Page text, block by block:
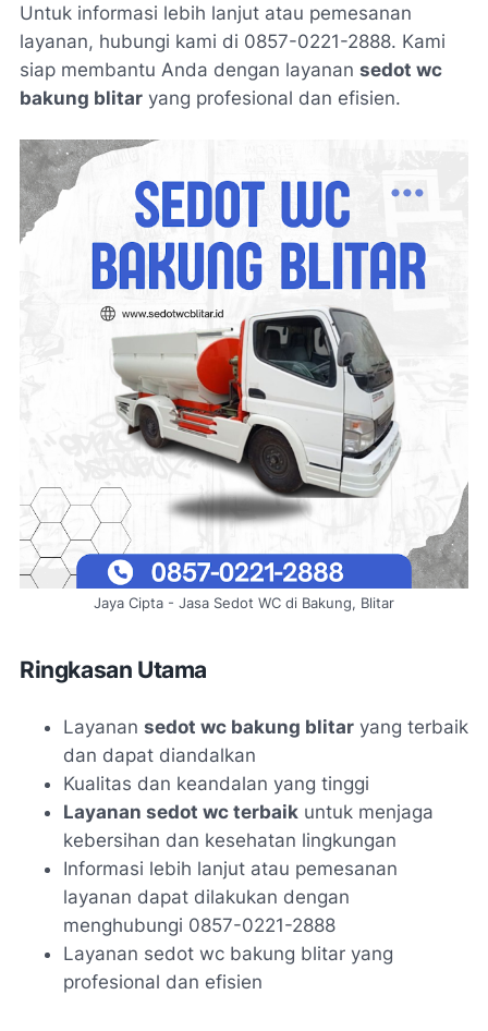
Untuk informasi lebih lanjut atau pemesanan
layanan, hubungi kami di 0857-0221-2888. Kami
siap membantu Anda dengan layanan sedot wc
bakung blitar yang profesional dan efisien.
Jaya Cipta - Jasa Sedot WC di Bakung, Blitar
Ringkasan Utama
Layanan sedot wc bakung blitar yang terbaik
dan dapat diandalkan
Kualitas dan keandalan yang tinggi
Layanan sedot wc terbaik untuk menjaga
kebersihan dan kesehatan lingkungan
Informasi lebih lanjut atau pemesanan
layanan dapat dilakukan dengan
menghubungi 0857-0221-2888
Layanan sedot wc bakung blitar yang
profesional dan efisien